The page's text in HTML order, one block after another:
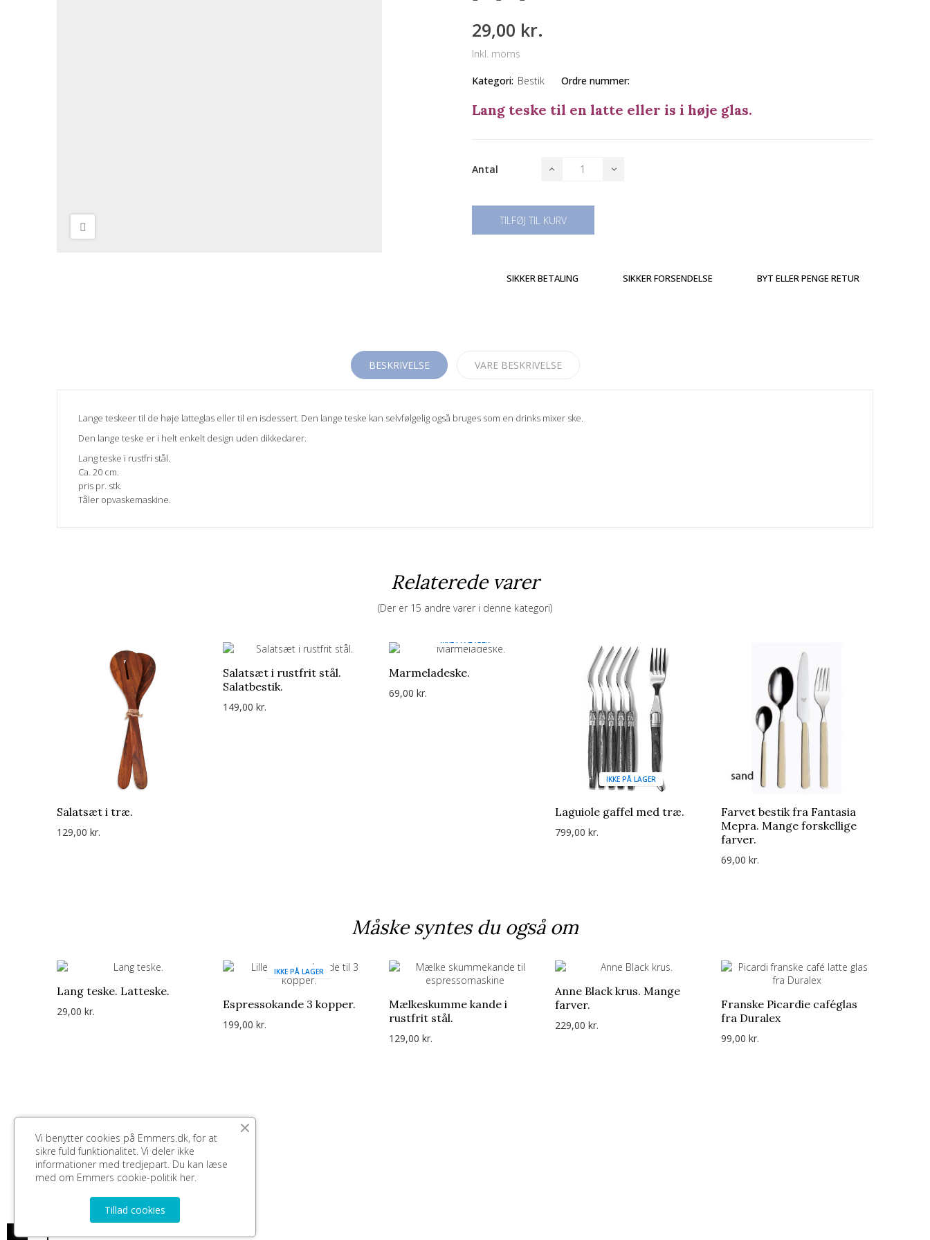
29,00 kr.
Inkl. moms
Kategori: Bestik Ordre nummer:
Lang teske til en latte eller is i høje glas.
Antal
TILFØJ TIL KURV
SIKKER BETALING SIKKER FORSENDELSE BYT ELLER PENGE RETUR
BESKRIVELSE VARE BESKRIVELSE
Lange teskeer til de høje latteglas eller til en isdessert. Den lange teske kan selvfølgelig også bruges som en drinks mixer ske.
Den lange teske er i helt enkelt design uden dikkedarer.
Lang teske i rustfri stål.
Ca. 20 cm.
pris pr. stk.
Tåler opvaskemaskine.
Relaterede varer
(Der er 15 andre varer i denne kategori)
Salatsæt i træ.
129,00 kr.
Salatsæt i rustfrit stål.
Salatbestik.
149,00 kr.
IKKE PÅ LAGER
Marmeladeske.
69,00 kr.
IKKE PÅ LAGER
Laguiole gaffel med træ.
799,00 kr.
Farvet bestik fra Fantasia
Mepra. Mange forskellige
farver.
69,00 kr.
Måske syntes du også om
Lang teske. Latteske.
29,00 kr.
IKKE PÅ LAGER
Espressokande 3 kopper.
199,00 kr.
Mælkeskumme kande i
rustfrit stål.
129,00 kr.
Anne Black krus. Mange
farver.
229,00 kr.
Franske Picardie caféglas
fra Duralex
99,00 kr.
Vi benytter cookies på Emmers.dk, for at
sikre fuld funktionalitet. Vi deler ikke
informationer med tredjepart. Du kan læse
med om Emmers cookie-politik her.
Tillad cookies
0